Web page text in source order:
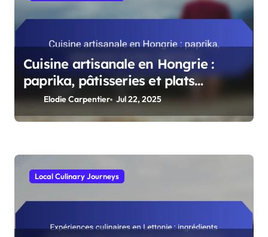
Cuisine artisanale en Hongrie :
paprika, pâtisseries et plats
régionaux
Elodie Carpentier Jul 22, 2025
Local Culinary Journeys